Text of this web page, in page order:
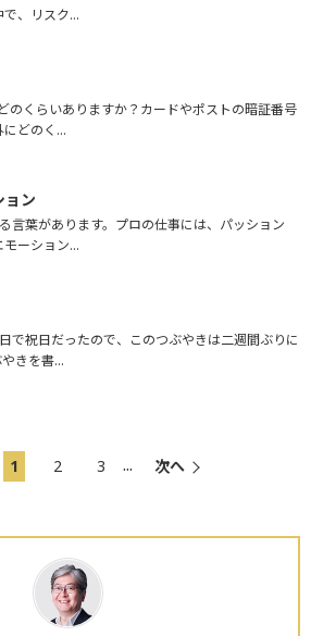
、リスク...
のくらいありますか？カードやポストの暗証番号
どのく...
ョン
言葉があります。プロの仕事には、パッション
モーション...
で祝日だったので、このつぶやきは二週間ぶりに
きを書...
1 2 3 ... 次へ